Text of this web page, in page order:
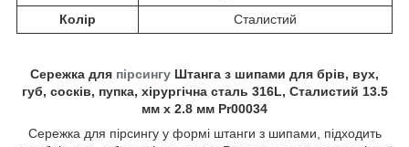
Колір
Сталистий
Сережка для пірсингу Штанга з шипами для брів, вух,
губ, сосків, пупка, хірургічна сталь 316L, Сталистий 13.5
мм x 2.8 мм Pr00034
Сережка для пірсингу у формі штанги з шипами, підходить